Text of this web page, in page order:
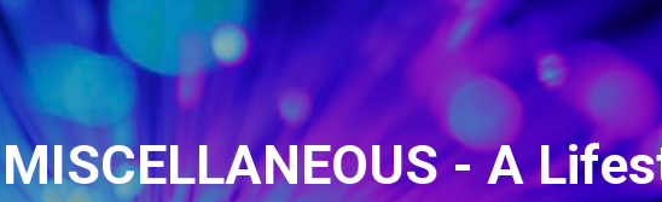
Langsung ke konten utama
MISCELLANEOUS - A